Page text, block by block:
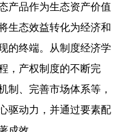
产品作为生态资产价值
生态效益转化为经济和
的终端。从制度经济学
，产权制度的不断完
制、完善市场体系等，
驱动力，并通过要素配